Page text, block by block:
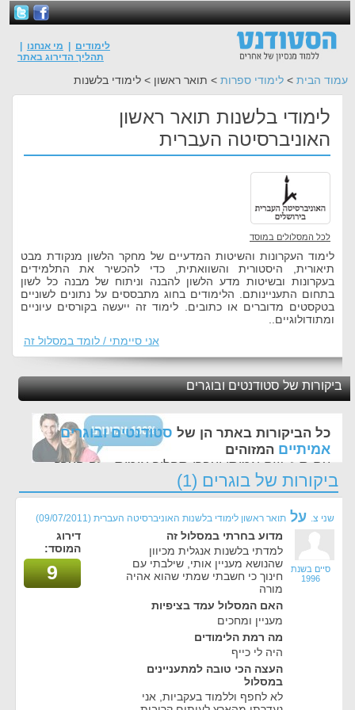
לימודים מי אנחנו
תהליך הדירוג באתר
עמוד הבית > לימודי ספרות > תואר ראשון > לימודי בלשנות
לימודי בלשנות תואר ראשון
האוניברסיטה העברית
לכל המסלולים במוסד
לימוד העקרונות והשיטות המדעיים של מחקר הלשון מנקודת מבט
תיאורית, היסטורית והשוואתית, כדי להכשיר את התלמידים
בעקרונות ובשיטות מדע הלשון להבנה וניתוח של מבנה כל לשון
בתחום התעניינותם. הלימודים בחוג מתבססים על נתונים לשוניים
בטקסטים מדוברים או כתובים. לימוד זה ייעשה בקורסים עיוניים
ומתודולוגיים..
אני סיימתי / לומד במסלול זה
ביקורות של סטודנטים ובוגרים
כל הביקורות באתר הן של סטודנטים ובוגרים
אמיתיים המזוהים
עם ת.ז, שם אמיתי ועברו תהליך אימות - זה הערך
החשוב לנו ביותר באתר
ביקורות של בוגרים (1)
שני צ. על תואר ראשון לימודי בלשנות האוניברסיטה העברית (09/07/2011)
סיים בשנת
1996
מדוע בחרתי במסלול זה
למדתי בלשנות אנגלית מכיוון
שהנושא מעניין אותי, שילבתי עם
חינוך כי חשבתי שמתי שהוא אהיה
מורה
האם המסלול עמד בציפיות
מעניין ומחכים
מה רמת הלימודים
היה לי כייף
העצה הכי טובה למתעניינים
במסלול
לא לחפף וללמוד בעקביות, אני
דירוג
המוסד:
9